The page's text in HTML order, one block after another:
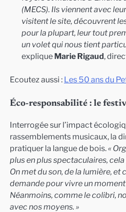
(MECS). Ils viennent avec
visitent le site, découvrent
pour la plupart, leur tout
un volet qui nous tient
explique Marie Rigaud,
Ecoutez aussi : Les 50 ans du
Éco-responsabilité : le
Interrogée sur l’impact
rassemblements musicaux, la
pratiquer la langue de bois.«
plus en plus spectaculaires, cela
On met du son, de la lumière, et
demande pour vivre un moment
Néanmoins, comme le colibri,
avec nos moyens. »